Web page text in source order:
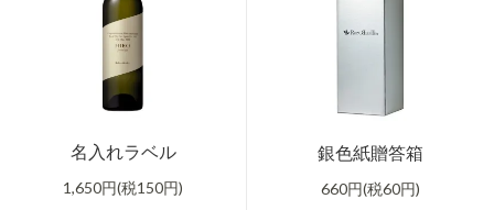
名入れラベル
1,650円(税150円)
銀色紙贈答箱
660円(税60円)